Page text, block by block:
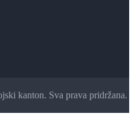
kanton. Sva prava pridržana.